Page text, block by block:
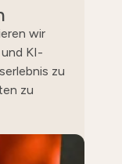
wir
KI-
zu
zu